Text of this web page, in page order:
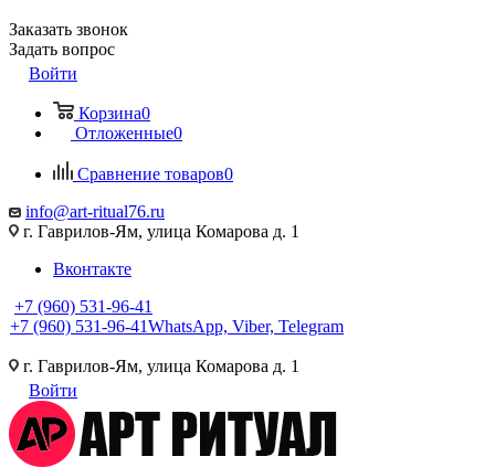
Заказать звонок
Задать вопрос
Войти
Корзина0
Отложенные0
Сравнение товаров0
info@art-ritual76.ru
г. Гаврилов-Ям, улица Комарова д. 1
Вконтакте
+7 (960) 531-96-41
+7 (960) 531-96-41WhatsApp, Viber, Telegram
г. Гаврилов-Ям, улица Комарова д. 1
Войти